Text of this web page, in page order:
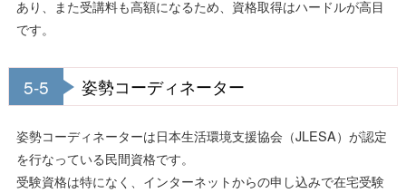
あり、また受講料も高額になるため、資格取得はハードルが高目
です。
5-5 姿勢コーディネーター
姿勢コーディネーターは日本生活環境支援協会（JLESA）が認定
を行なっている民間資格です。
受験資格は特になく、インターネットからの申し込みで在宅受験